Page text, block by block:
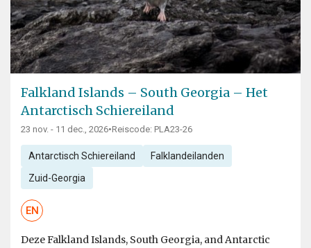
Falkland Islands – South Georgia – Het
Antarctisch Schiereiland
23 nov. - 11 dec., 2026•Reiscode: PLA23-26
Antarctisch Schiereiland Falklandeilanden
Zuid-Georgia
EN
Deze Falkland Islands, South Georgia, and Antarctic